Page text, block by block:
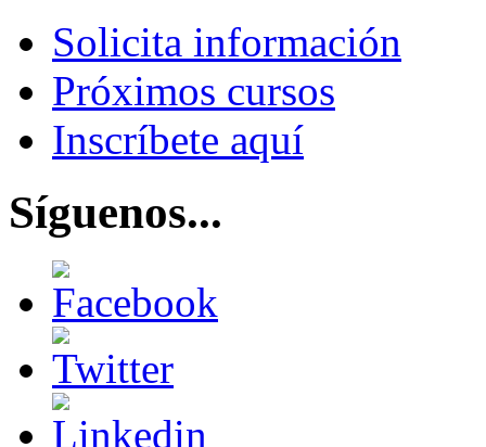
Solicita información
Próximos cursos
Inscríbete aquí
Síguenos...